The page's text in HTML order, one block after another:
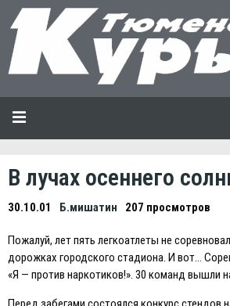
В лучах осеннего
30.10.01 Б.мишатин 207 просмотров
Пожалуй, лет пять легкоатлеты не
дорожках городского стадиона. И вот…
«Я — против наркотиков!». 30 команд вышли